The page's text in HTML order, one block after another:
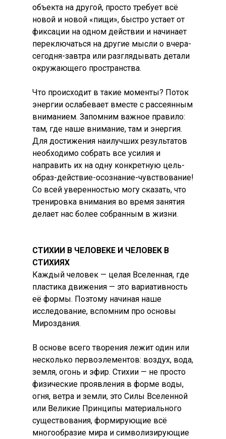
объекта на другой, просто требует всё
новой и новой «пищи», быстро устает от
фиксации на одном действии и начинает
переключаться на другие мысли о вчера-
сегодня-завтра или разглядывать детали
окружающего пространства.
Что происходит в такие моменты? Поток
энергии ослабевает вместе с рассеянным
вниманием. Запомним важное правило:
там, где наше внимание, там и энергия.
Для достижения наилучших результатов
необходимо собрать все усилия и
направить их на одну конкретную цель-
образ-действие-осознание-чувствование!
Со всей уверенностью могу сказать, что
тренировка внимания во время занятия
делает нас более собранным в жизни.
СТИХИИ В ЧЕЛОВЕКЕ И ЧЕЛОВЕК В
СТИХИЯХ
Каждый человек — целая Вселенная, где
пластика движения — это вариативность
её формы. Поэтому начиная наше
исследование, вспомним про основы
Мироздания.
В основе всего творения лежит один или
несколько первоэлементов: воздух, вода,
земля, огонь и эфир. Стихии — не просто
физические проявления в форме воды,
огня, ветра и земли, это Силы Вселенной
или Великие Принципы материального
существования, формирующие всё
многообразие мира и символизирующие